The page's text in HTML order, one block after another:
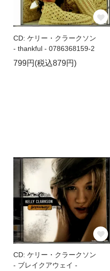
CD: ケリー・クラークソン
- thankful - 0786368159-2
799円(税込879円)
CD: ケリー・クラークソン
- ブレイクアウェイ -